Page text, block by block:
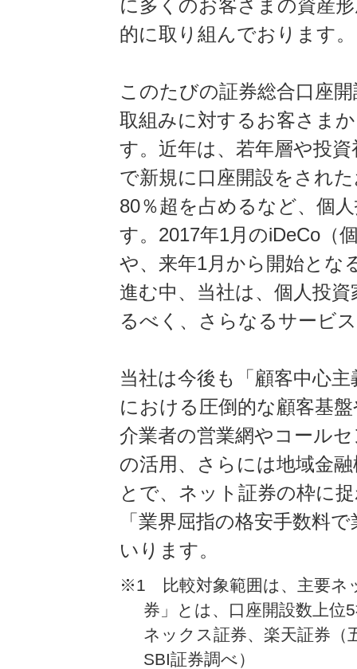
に多くのお客さまの資産
的に取り組んでおります。
このたびの証券総合口座
取組みに対するお客さま
す。近年は、若年層や投
で新規に口座開設をされ
80％超を占めるなど、個
す。2017年1月のiDeCo（
や、来年1月から開始とな
進む中、当社は、個人投
るべく、さらなるサービ
当社は今後も「顧客中心
における圧倒的な顧客基
介業者の営業網やコール
の活用、さらには地域金
とで、ネット証券の枠に
「業界屈指の格安手数料
いります。
※1 比較対象範囲は、主要ネ
券」とは、口座開設数上位
ネックス証券、楽天証券（
SBI証券調べ）